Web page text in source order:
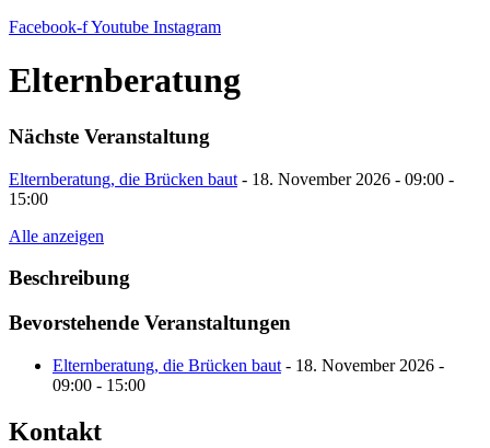
Facebook-fYoutube Instagram
Elternberatung
Nächste Veranstaltung
Elternberatung, die Brücken baut - 18. November 2026 - 09:00 -
15:00
Alle anzeigen
Beschreibung
Bevorstehende Veranstaltungen
Elternberatung, die Brücken baut - 18. November 2026 -
09:00 - 15:00
Kontakt